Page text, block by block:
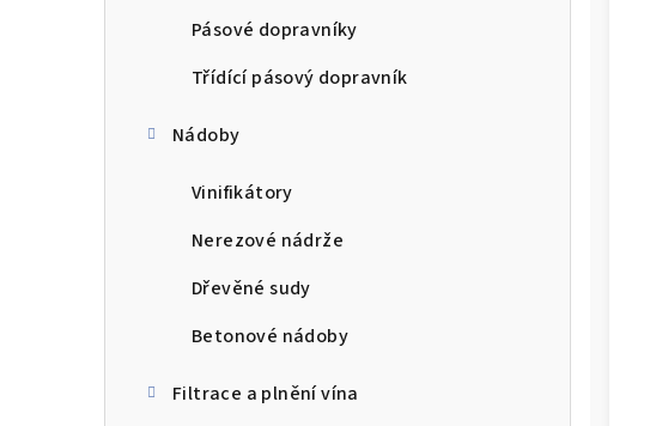
Pásové dopravníky
Třídící pásový dopravník
Nádoby
Vinifikátory
Nerezové nádrže
Dřevěné sudy
Betonové nádoby
Filtrace a plnění vína